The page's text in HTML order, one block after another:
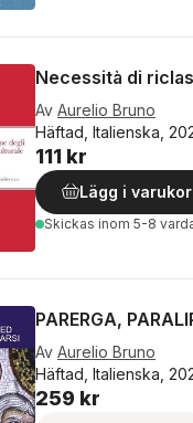
Necessità di
Av Aurelio Bruno
Häftad, Italienska,
111 kr
Lägg i
Skickas inom 5-8
PARERGA,
Av Aurelio Bruno
Häftad, Italienska,
259 kr